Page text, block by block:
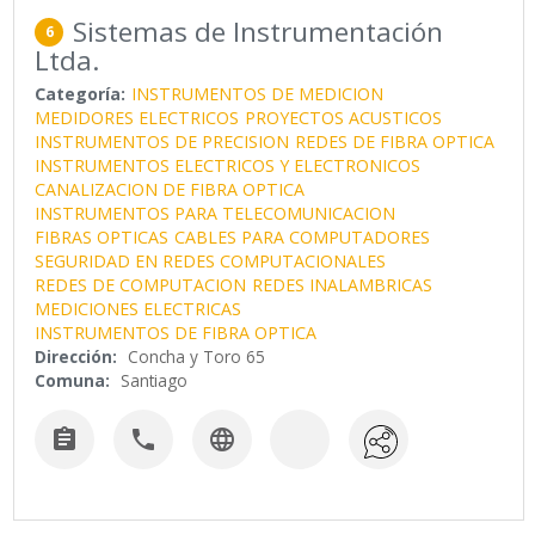
6 Sistemas de Instrumentación
Ltda.
Categoría: INSTRUMENTOS DE MEDICION
MEDIDORES ELECTRICOS PROYECTOS ACUSTICOS
INSTRUMENTOS DE PRECISION REDES DE FIBRA OPTICA
INSTRUMENTOS ELECTRICOS Y ELECTRONICOS
CANALIZACION DE FIBRA OPTICA
INSTRUMENTOS PARA TELECOMUNICACION
FIBRAS OPTICAS CABLES PARA COMPUTADORES
SEGURIDAD EN REDES COMPUTACIONALES
REDES DE COMPUTACION REDES INALAMBRICAS
MEDICIONES ELECTRICAS
INSTRUMENTOS DE FIBRA OPTICA
Dirección: Concha y Toro 65
Comuna: Santiago
  